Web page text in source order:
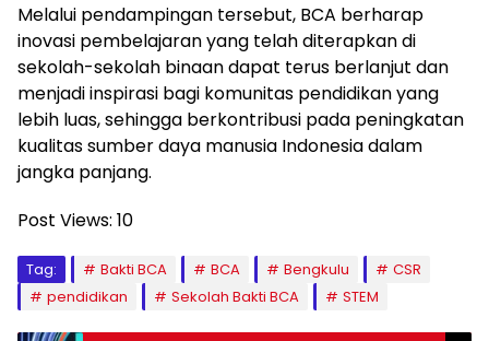
Melalui pendampingan tersebut, BCA berharap
inovasi pembelajaran yang telah diterapkan di
sekolah-sekolah binaan dapat terus berlanjut dan
menjadi inspirasi bagi komunitas pendidikan yang
lebih luas, sehingga berkontribusi pada peningkatan
kualitas sumber daya manusia Indonesia dalam
jangka panjang.
Post Views: 10
Tag: Bakti BCA BCA Bengkulu
CSR
pendidikan
Sekolah Bakti BCA STEM